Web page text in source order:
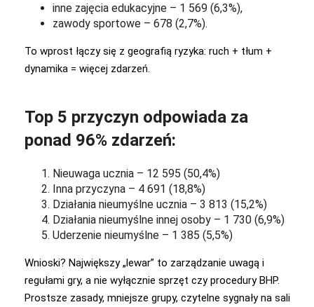
inne zajęcia edukacyjne – 1 569 (6,3%),
zawody sportowe – 678 (2,7%).
To wprost łączy się z geografią ryzyka: ruch + tłum +
dynamika = więcej zdarzeń.
Top 5 przyczyn odpowiada za
ponad 96% zdarzeń:
Nieuwaga ucznia – 12 595 (50,4%)
Inna przyczyna – 4 691 (18,8%)
Działania nieumyślne ucznia – 3 813 (15,2%)
Działania nieumyślne innej osoby – 1 730 (6,9%)
Uderzenie nieumyślne – 1 385 (5,5%)
Wnioski? Największy „lewar” to zarządzanie uwagą i
regułami gry, a nie wyłącznie sprzęt czy procedury BHP.
Prostsze zasady, mniejsze grupy, czytelne sygnały na sali